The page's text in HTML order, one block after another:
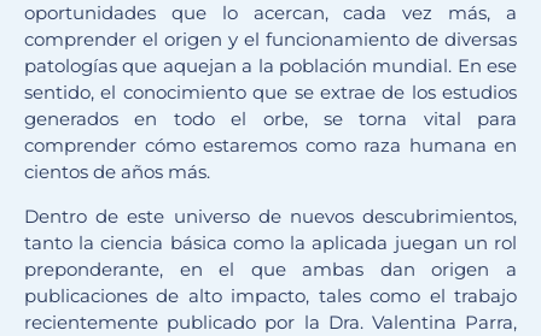
oportunidades que lo acercan, cada vez más, a
comprender el origen y el funcionamiento de diversas
patologías que aquejan a la población mundial. En ese
sentido, el conocimiento que se extrae de los estudios
generados en todo el orbe, se torna vital para
comprender cómo estaremos como raza humana en
cientos de años más.
Dentro de este universo de nuevos descubrimientos,
tanto la ciencia básica como la aplicada juegan un rol
preponderante, en el que ambas dan origen a
publicaciones de alto impacto, tales como el trabajo
recientemente publicado por la Dra. Valentina Parra,